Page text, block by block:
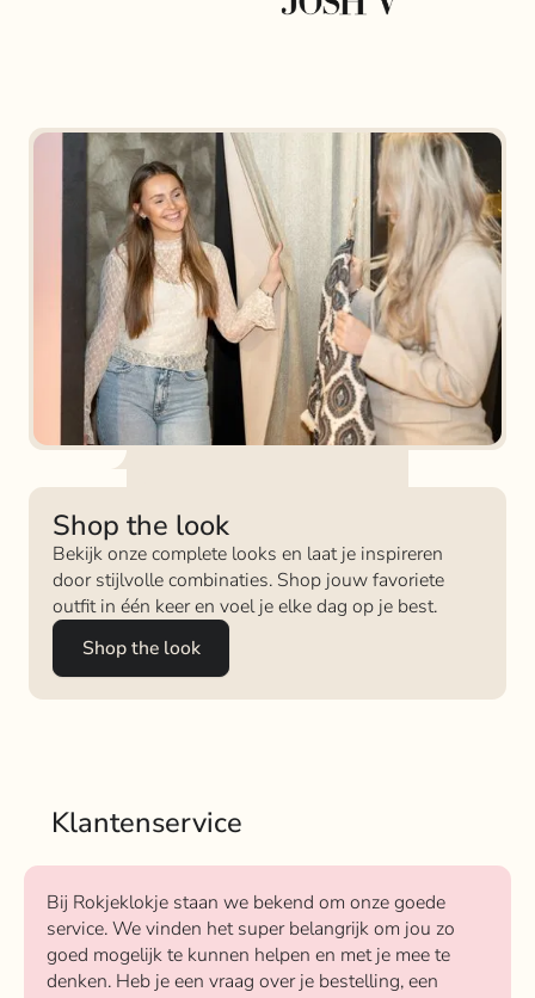
Shop the look
Bekijk onze complete looks en laat je inspireren
door stijlvolle combinaties. Shop jouw favoriete
outfit in één keer en voel je elke dag op je best.
Shop the look
Klantenservice
Bij Rokjeklokje staan we bekend om onze goede
service. We vinden het super belangrijk om jou zo
goed mogelijk te kunnen helpen en met je mee te
denken. Heb je een vraag over je bestelling, een